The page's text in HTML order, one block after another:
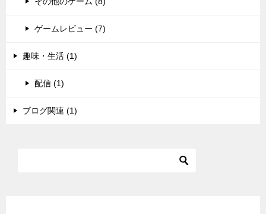
ゲームレビュー (7)
趣味・生活 (1)
配信 (1)
ブログ関連 (1)